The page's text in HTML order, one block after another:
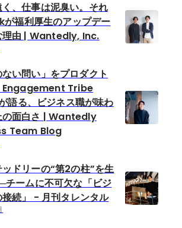
、仕事は泥臭い。それ
が福利厚生のアップデー
理由 | Wantedly, Inc.
ない問い」をプロダクト
Engagement Tribe
語る、ビジネス職が味わ
の面白さ | Wantedly
Team Blog
ドリーの“第2の柱”を生
チームに不可欠な「ビジ
接続」 - 月刊タレンタル